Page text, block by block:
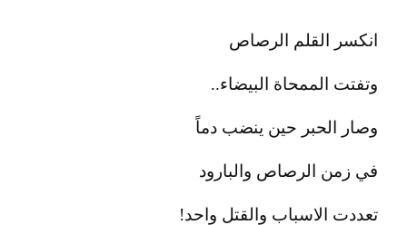
انكسر القلم الرصاص
وتفتت الممحاة البيضاء..
وصار الحبر حين ينضب دماً
في زمن الرصاص والبارود
تعددت الاسباب والقتل واحد!